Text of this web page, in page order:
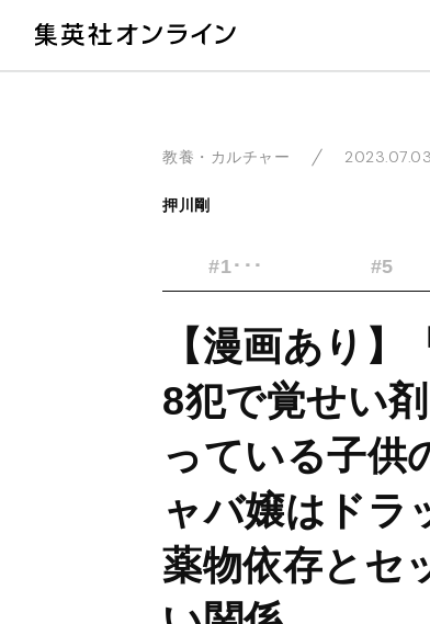
教養・カルチャー 2023.07.03
押川剛
#1･･･ #5
【漫画あり
8犯で覚せい
っている子供
ャバ嬢はドラ
薬物依存とセ